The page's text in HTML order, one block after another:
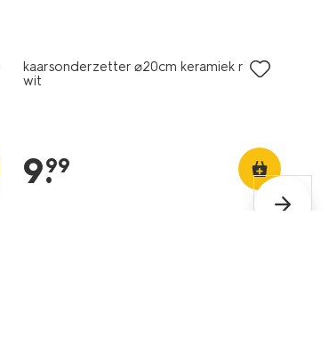
kaarsonderzetter ⌀20cm keramiek ribbel
wit
9.
99